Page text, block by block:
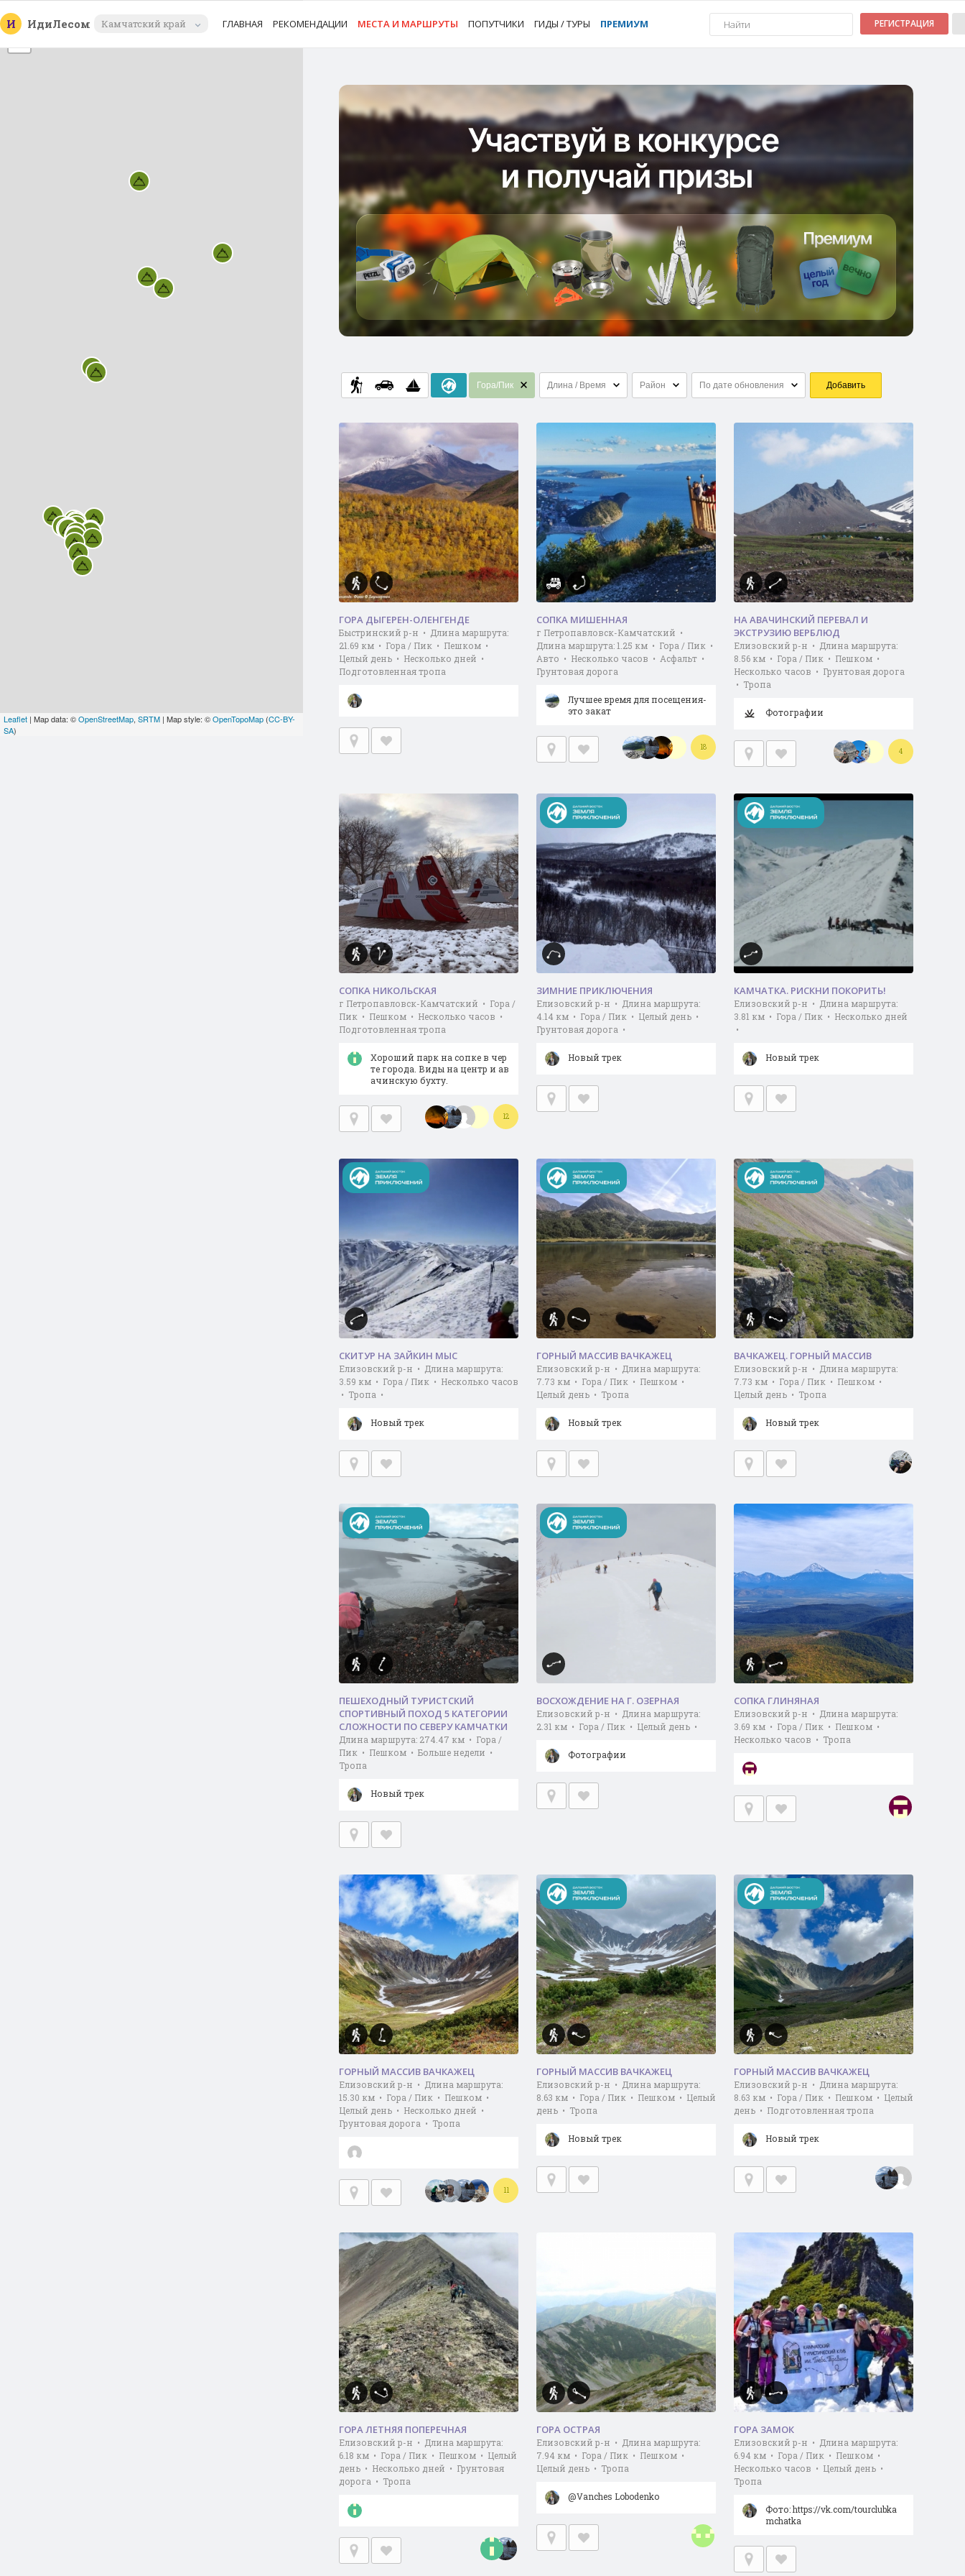
И ИдиЛесом Камчатский край ГЛАВНАЯ РЕКОМЕНДАЦИИ МЕСТА И МАРШРУТЫ ПОПУТЧИКИ ГИДЫ / ТУРЫ ПРЕМИУМ РЕГИСТРАЦИЯ
+
Leaflet | Map data: ©OpenStreetMap, SRTM | Map style: ©OpenTopoMap (CC-BY-
SA)
Гора/Пик Длина / Время Район По дате обновления Добавить
ГОРА ДЫГЕРЕН-ОЛЕНГЕНДЕ
Быстринский р-н • Длина маршрута:
21.69 км • Гора / Пик • Пешком •
Целый день • Несколько дней •
Подготовленная тропа
СОПКА МИШЕННАЯ
г Петропавловск-Камчатский •
Длина маршрута: 1.25 км • Гора / Пик •
Авто • Несколько часов • Асфальт •
Грунтовая дорога
Лучшее время для посещения-
это закат
18
НА АВАЧИНСКИЙ ПЕРЕВАЛ И
ЭКСТРУЗИЮ ВЕРБЛЮД
Елизовский р-н • Длина маршрута:
8.56 км • Гора / Пик • Пешком •
Несколько часов • Грунтовая дорога
• Тропа
Фотографии
4
СОПКА НИКОЛЬСКАЯ
г Петропавловск-Камчатский • Гора /
Пик • Пешком • Несколько часов •
Подготовленная тропа
Хороший парк на сопке в чер
те города. Виды на центр и ав
ачинскую бухту.
12
ЗИМНИЕ ПРИКЛЮЧЕНИЯ
Елизовский р-н • Длина маршрута:
4.14 км • Гора / Пик • Целый день •
Грунтовая дорога •
Новый трек
КАМЧАТКА. РИСКНИ ПОКОРИТЬ!
Елизовский р-н • Длина маршрута:
3.81 км • Гора / Пик • Несколько дней
•
Новый трек
СКИТУР НА ЗАЙКИН МЫС
Елизовский р-н • Длина маршрута:
3.59 км • Гора / Пик • Несколько часов
• Тропа •
Новый трек
ГОРНЫЙ МАССИВ ВАЧКАЖЕЦ
Елизовский р-н • Длина маршрута:
7.73 км • Гора / Пик • Пешком •
Целый день • Тропа
Новый трек
ВАЧКАЖЕЦ. ГОРНЫЙ МАССИВ
Елизовский р-н • Длина маршрута:
7.73 км • Гора / Пик • Пешком •
Целый день • Тропа
Новый трек
ПЕШЕХОДНЫЙ ТУРИСТСКИЙ
СПОРТИВНЫЙ ПОХОД 5 КАТЕГОРИИ
СЛОЖНОСТИ ПО СЕВЕРУ КАМЧАТКИ
Длина маршрута: 274.47 км • Гора /
Пик • Пешком • Больше недели •
Тропа
Новый трек
ВОСХОЖДЕНИЕ НА Г. ОЗЕРНАЯ
Елизовский р-н • Длина маршрута:
2.31 км • Гора / Пик • Целый день •
Фотографии
СОПКА ГЛИНЯНАЯ
Елизовский р-н • Длина маршрута:
3.69 км • Гора / Пик • Пешком •
Несколько часов • Тропа
ГОРНЫЙ МАССИВ ВАЧКАЖЕЦ
Елизовский р-н • Длина маршрута:
15.30 км • Гора / Пик • Пешком •
Целый день • Несколько дней •
Грунтовая дорога • Тропа
11
ГОРНЫЙ МАССИВ ВАЧКАЖЕЦ
Елизовский р-н • Длина маршрута:
8.63 км • Гора / Пик • Пешком • Целый
день • Тропа
Новый трек
ГОРНЫЙ МАССИВ ВАЧКАЖЕЦ
Елизовский р-н • Длина маршрута:
8.63 км • Гора / Пик • Пешком • Целый
день • Подготовленная тропа
Новый трек
ГОРА ЛЕТНЯЯ ПОПЕРЕЧНАЯ
Елизовский р-н • Длина маршрута:
6.18 км • Гора / Пик • Пешком • Целый
день • Несколько дней • Грунтовая
дорога • Тропа
ГОРА ОСТРАЯ
Елизовский р-н • Длина маршрута:
7.94 км • Гора / Пик • Пешком •
Целый день • Тропа
@Vanches Lobodenko
ГОРА ЗАМОК
Елизовский р-н • Длина маршрута:
6.94 км • Гора / Пик • Пешком •
Несколько часов • Целый день •
Тропа
Фото: https://vk.com/tourclubka
mchatka